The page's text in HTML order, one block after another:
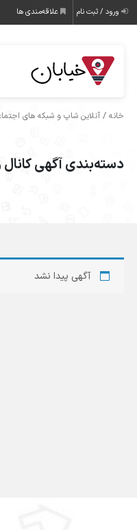
ورود / ثبت نام علاقه‌مندی ها
خانه /آنلاین شاپ و شبکه های
دسته‌بندی آگهی
آگهی پیدا نشد